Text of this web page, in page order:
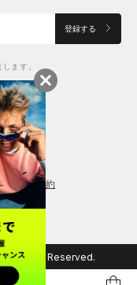
登録する
ます。
会員規約
Rights Reserved.